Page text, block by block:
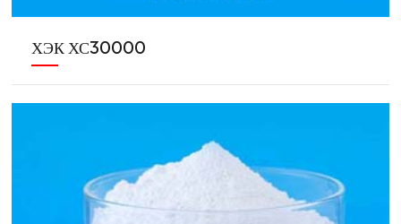
ХЭК ХС30000